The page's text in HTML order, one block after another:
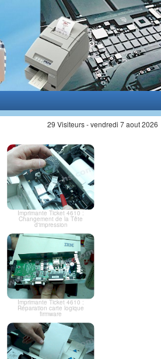
29 Visiteurs - vendredi 7 aout 2026
Imprimante Ticket 4610 :
Changement de la Tête
d'impression
Imprimante Ticket 4610 :
Réparation carte logique
firmware